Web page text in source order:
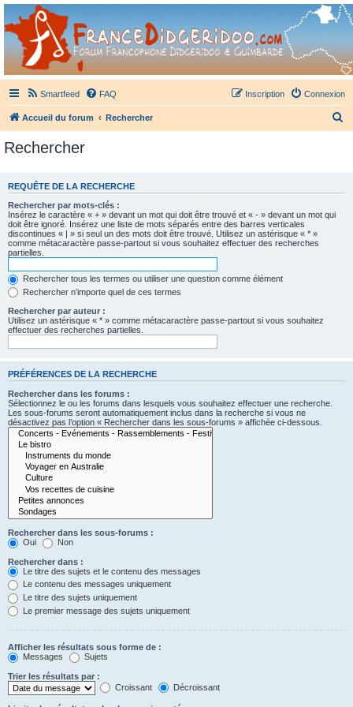
France Didgeridoo
Didgeridoo et Guimbarde sur France Didgeridoo - retrouvez la communauté.
Smartfeed FAQ Connexion
Inscription
Accueil du forum Rechercher
e
Rechercher
REQUÊTE DE LA RECHERCHE
Rechercher par mots-clés :
Insérez le caractère « + » devant un mot qui doit être trouvé et « - » devant un mot qui
doit être ignoré. Insérez une liste de mots séparés entre des barres verticales
discontinues « | » si seul un des mots doit être trouvé. Utilisez un astérisque « * »
comme métacaractère passe-partout si vous souhaitez effectuer des recherches
partielles.
Rechercher tous les termes ou utiliser une question comme élément
Rechercher n’importe quel de ces termes
Rechercher par auteur :
Utilisez un astérisque « * » comme métacaractère passe-partout si vous souhaitez
effectuer des recherches partielles.
PRÉFÉRENCES DE LA RECHERCHE
Rechercher dans les forums :
Sélectionnez le ou les forums dans lesquels vous souhaitez effectuer une recherche.
Les sous-forums seront automatiquement inclus dans la recherche si vous ne
désactivez pas l’option « Rechercher dans les sous-forums » affichée ci-dessous.
Rechercher dans les sous-forums :
Oui
Non
Rechercher dans :
Le titre des sujets et le contenu des messages
Le contenu des messages uniquement
Le titre des sujets uniquement
Le premier message des sujets uniquement
Afficher les résultats sous forme de :
Messages
Sujets
Trier les résultats par :
Croissant
Décroissant